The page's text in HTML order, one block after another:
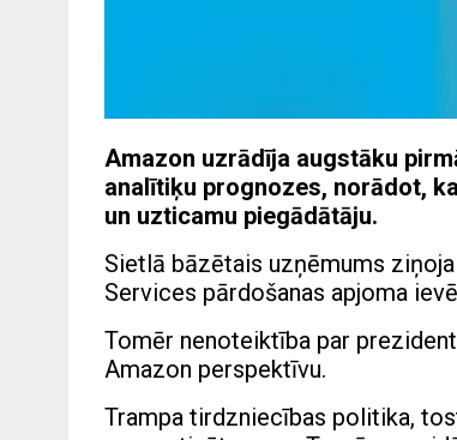
Amazon uzrādīja augstāku
analītiķu prognozes, norādot,
un uzticamu piegādātāju.
Sietlā bāzētais uzņēmums
Services pārdošanas apjoma
Tomēr nenoteiktība par
Amazon perspektīvu.
Trampa tirdzniecības politika,